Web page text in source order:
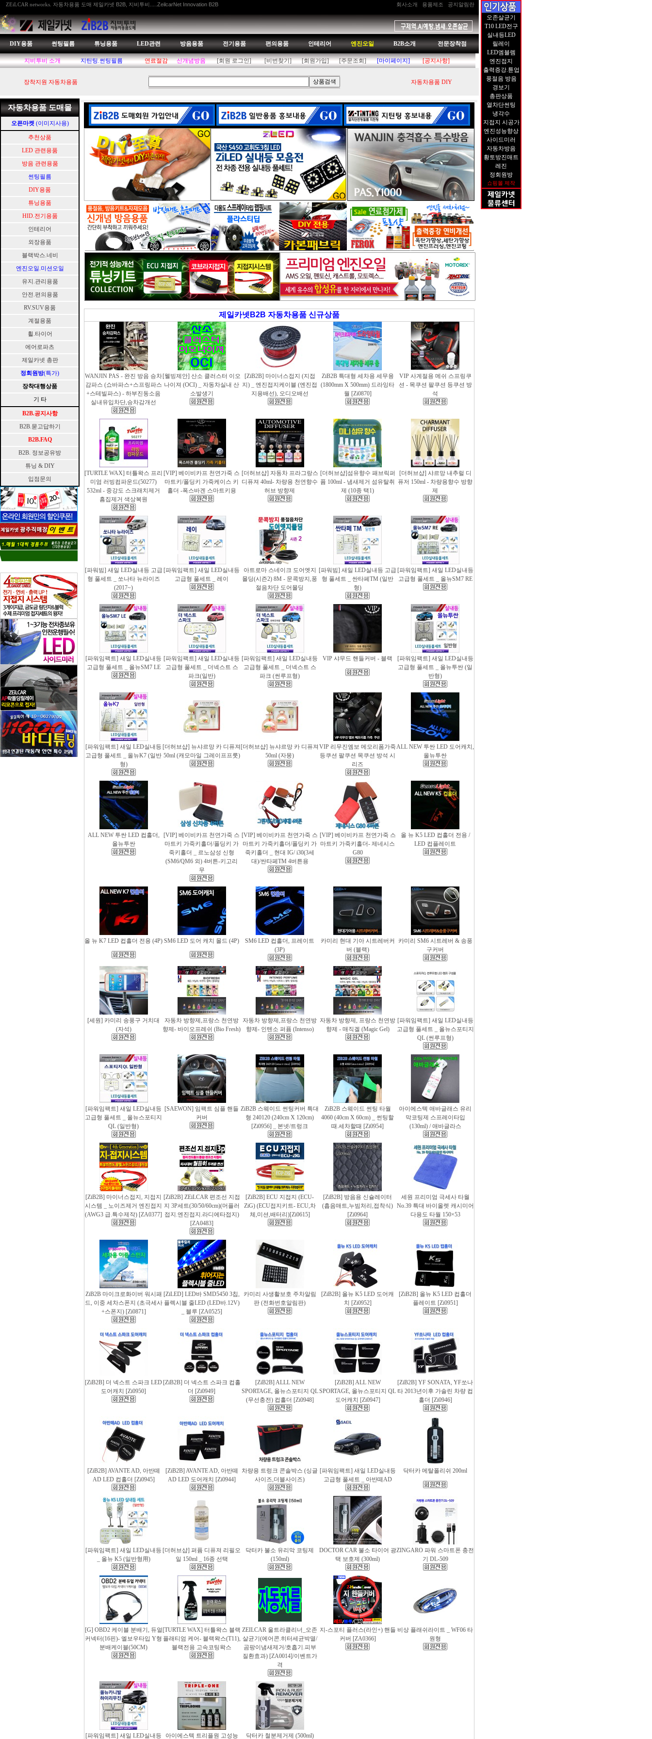
ZEiLCAR networks. 자동차용품 도매 제일카넷 B2B, 지비투비.....ZeilcarNet Innovation B2B 회사소개 용품제조 공지알림란
DIY용품 썬팅필름 튜닝용품 LED관련 방음용품 전기용품 편의용품 인테리어 엔진오일 B2B소개 전문장착점
지비투비 소개 지틴팅.썬팅필름 연료절감 신개념방음 [회원 로그인] [비번찾기] [회원가입] [주문조회] [마이페이지] [공지사항]
장착지원 자동차용품 자동차용품 DIY
자동차용품 도매몰
오픈마켓 (이미지사용)
추천상품
LED 관련용품
방음 관련용품
썬팅필름
DIY용품
튜닝용품
HID.전기용품
인테리어
외장용품
블랙박스.네비
엔진오일.미션오일
유지.관리용품
안전.편의용품
RV.SUV용품
계절용품
휠.타이어
에어로파츠
제일카넷 총판
정회원방(특가)
장착대행상품
기 타
B2B.공지사항
B2B.묻고답하기
B2B.FAQ
B2B. 정보공유방
튜닝 & DIY
입점문의
제일카넷B2B 자동차용품 신규상품
WANJIN PAS - 완진 방음 승차
감파스 (쇼바파스+스프링파스
+스테빌파스) - 하부진동소음
실내유입차단,승차감개선
[웰빙제안] 산소 클러스터 이오
나이져 (OCI) _ 자동차실내 산
소발생기
[ZiB2B] 마이너스접지 (지접
지) _ 엔진접지케이블 (엔진접
지용배선), 오디오배선
ZiB2B 특대형 세차용 세무융
(1800mm X 500mm) 드라잉타
월 [Zi0870]
VIP 사계절용 메쉬 스프링쿠
션 - 목쿠션 팔쿠션 등쿠션 방
석
[TURTLE WAX] 터틀왁스 프리
미엄 러빙컴파운드(50277)
532ml - 중강도 스크래치제거
흠집제거 색상복원
[VIP] 베이비카프 천연가죽 스
마트키/폴딩키 가죽케이스 키
홀더 -폭스바겐 스마트키용
[더허브샵] 자동차 프라그랑스
디퓨져 40ml- 차량용 천연향수
허브 방향제
[더허브샵]섬유향수 패브릭퍼
퓸 100ml - 냄새제거 섬유탈취
제 (10종 택1)
[더허브샵] 샤르망 내추럴 디
퓨저 150ml - 차량용향수 방향
제
[파워빔] 새일 LED실내등 고급
형 풀세트 _ 쏘나타 뉴라이즈
(2017~)
[파워임팩트] 새일 LED실내등
고급형 풀세트 _ 레이
아트로마 스네이크 도어엣지
몰딩(시즌2) 8M - 문콕방지,풍
절음차단 도어몰딩
[파워빔] 새일 LED실내등 고급
형 풀세트 _ 싼타페TM (일반
형)
[파워임팩트] 새일 LED실내등
고급형 풀세트 _ 올뉴SM7 RE
[파워임팩트] 새일 LED실내등
고급형 풀세트 _ 올뉴SM7 LE
[파워임팩트] 새일 LED실내등
고급형 풀세트 _ 더넥스트 스
파크(일반)
[파워임팩트] 새일 LED실내등
고급형 풀세트 _ 더넥스트 스
파크 (썬루프형)
VIP 샤무드 핸들커버 - 블랙
[파워임팩트] 새일 LED실내등
고급형 풀세트 _ 올뉴투싼 (일
반형)
[파워임팩트] 새일 LED실내등
고급형 풀세트 _ 올뉴K7 (일반
형)
[더허브샵] 뉴샤르망 카 디퓨져
50ml (캐모마일 그레이프프룻)
[더허브샵] 뉴샤르망 카 디퓨져
50ml (자몽)
VIP 리무진엠보 메모리폼가죽
등쿠션 팔쿠션 목쿠션 방석 시
리즈
ALL NEW 투싼 LED 도어캐치,
올뉴투싼
ALL NEW 투싼 LED 컵홀더,
올뉴투싼
[VIP] 베이비카프 천연가죽 스
마트키 가죽키홀더/폴딩키 가
죽키홀더 _ 르노삼성 신형
(SM6/QM6 외) 4버튼-키고리
무
[VIP] 베이비카프 천연가죽 스
마트키 가죽키홀더/폴딩키 가
죽키홀더 _ 현대 IG/ i30(3세
대)/싼타페TM 4버튼용
[VIP] 베이비카프 천연가죽 스
마트키 가죽키홀더- 제네시스
G80
올 뉴 K5 LED 컵홀더 전용 /
LED 컵플레이트
올 뉴 K7 LED 컵홀더 전용 (4P) SM6 LED 도어 캐치 몰드 (4P)
SM6 LED 컵홀더, 프레이트
(3P)
카미리 현대 기아 시트레버커
버 (블랙)
카미리 SM6 시트레버 & 송풍
구커버
[세원] 카미리 송풍구 거치대
(자석)
자동차 방향제,프랑스 천연방
향제- 바이오프레쉬 (Bio Fresh)
자동차 방향제,프랑스 천연방
향제- 인텐소 퍼퓸 (Intenso)
자동차 방향제, 프랑스 천연방
향제 - 매직겔 (Magic Gel)
[파워임팩트] 새일 LED실내등
고급형 풀세트 _ 올뉴스포티지
QL (썬루프형)
[파워임팩트] 새일 LED실내등
고급형 풀세트 _ 올뉴스포티지
QL (일반형)
[SAEWON] 임팩트 심플 핸들
커버
ZiB2B 스웨이드 썬팅커버 특대
형 240120 (240cm X 120cm)
[Zi0956] _ 본넷/트렁크
ZiB2B 스웨이드 썬팅 타월
4060 (40cm X 60cm) _ 썬팅할
때.세차할때 [Zi0954]
아이에스텍 애바글래스 유리
막코팅제 스프레이타입
(130ml) / 애바글라스
[ZiB2B] 마이너스접지, 지접지
시스템 _ 노이즈제거 엔진접지
(AWG3 급.특수제작) [ZA0377]
[ZiB2B] ZEiLCAR 편조선 지접
지 3P세트(30/50/60cm)(머플러
접지.엔진접지.라디에타접지)
[ZA0483]
[ZiB2B] ECU 지접지 (ECU-
ZiG) (ECU접지키트- ECU,차
체,미션,배터리)[Zi0615]
[ZiB2B] 방음용 신슐레이터
(흡음매트,누빔처리,접착식)
[Zi0964]
세원 프리미엄 극세사 타월
No.39 특대 바이올렛 캐시미어
다용도 타월 150×53
ZiB2B 마이크로화이버 워시패
드, 이중 세차스폰지 (초극세사
+스폰지) [Zi0871]
[ZiLED] LED바 SMD5450 3칩,
플렉시블 줄LED (LED바.12V)
_ 블루 [ZA0525]
카미리 사생활보호 주차알림
판 (전화번호알림판)
[ZiB2B] 올뉴 K5 LED 도어캐
치 [Zi0952]
[ZiB2B] 올뉴 K5 LED 컵홀더
플레이트 [Zi0951]
[ZiB2B] 더 넥스트 스파크 LED
도어캐치 [Zi0950]
[ZiB2B] 더 넥스트 스파크 컵홀
더 [Zi0949]
[ZiB2B] ALLL NEW
SPORTAGE, 올뉴스포티지 QL
(무선충전) 컵홀더 [Zi0948]
[ZiB2B] ALL NEW
SPORTAGE, 올뉴스포티지 QL
도어캐치 [Zi0947]
[ZiB2B] YF SONATA, YF쏘나
타 2013년이후 가솔린 차량 컵
홀더 [Zi0946]
[ZiB2B] AVANTE AD, 아반떼
AD LED 컵홀더 [Zi0945]
[ZiB2B] AVANTE AD, 아반떼
AD LED 도어캐치 [Zi0944]
차량용 트렁크 콘솔박스 (싱글
사이즈,더블사이즈)
[파워임팩트] 새일 LED실내등
고급형 풀세트 _ 아반떼AD
닥터카 메탈폴리쉬 200ml
[파워임팩트] 새일 LED실내등
_ 올뉴 K5 (일반형用)
[더허브샵] 퍼퓸 디퓨져 리필오
일 150ml _ 16종 선택
닥터카 불소 유리막 코팅제
(150ml)
DOCTOR CAR 불소 타이어 광
택 보호제 (300ml)
ZINGARO 파워 스마트폰 충전
기 DL-509
[G] OBD2 케이블 분배기, 듀얼
커넥터(16핀)- 엘보우타입 Y형
분배케이블(50CM)
[TURTLE WAX] 터틀왁스 블랙
플래티엄 케어- 블랙왁스(T11),
블랙전용 고속코팅왁스
ZEILCAR 울트라클리너_오존
살균기(에어콘.히터세균박멸/
곰팡이냄새제거/호흡기.피부
질환효과) [ZA0014]/이벤트가
격
지-스포티 플러스(라인+) 핸들
커버 [ZA0366]
비상 플래쉬라이트 _ WF06 타
원형
[파워임팩트] 새일 LED실내등 아이에스텍 트리플원 고성능 닥터카 철분제거제 (500ml)
오존살균기
T10 LED전구
실내등LED
릴레이
LED엠블렘
엔진접지
출력증강.튠업
풍절음 방음
경보기
총판상품
열차단썬팅
냉각수
지접지 시공가
엔진성능향상
사이드미러
자동차방음
황토방진매트
레진
정회원방
쇼핑몰 제작